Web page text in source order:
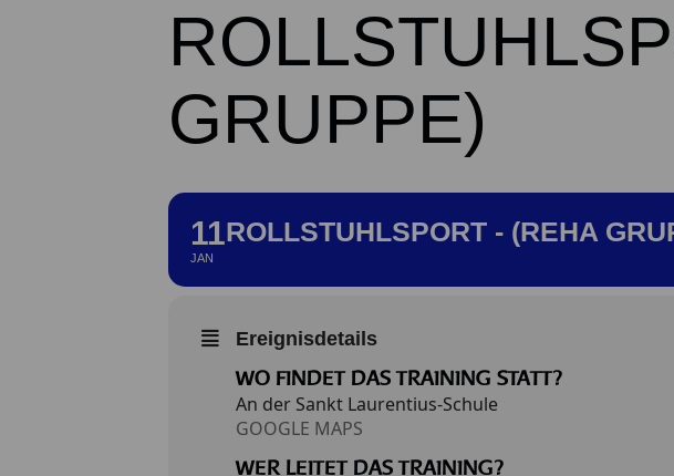
GRUPPE)
11
JAN
ROLLSTUHLSPORT - (REHA
Ereignisdetails
WO FINDET DAS TRAINING STATT?
An der Sankt Laurentius-Schule
GOOGLE MAPS
WER LEITET DAS TRAINING?